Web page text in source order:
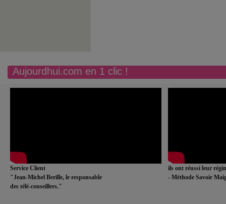
Aujourdhui.com en 1 clic !
Service Client
"Jean-Michel Berille, le responsable
des télé-conseillers."
ils ont réussi leur
- Méthode Savoir